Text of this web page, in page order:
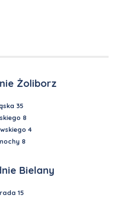
Żoliborz
35
8
4
8
Bielany
15